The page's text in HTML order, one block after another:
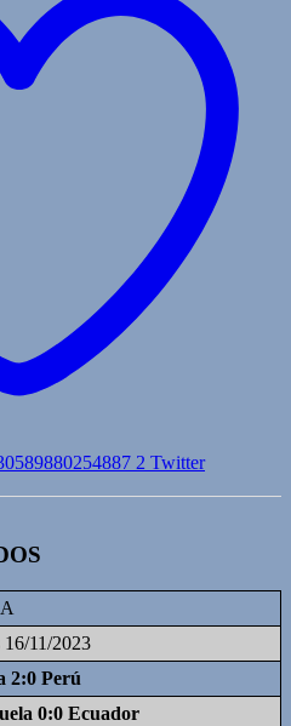
2 Twitter
16/11/2023
2:0 Perú
0:0 Ecuador